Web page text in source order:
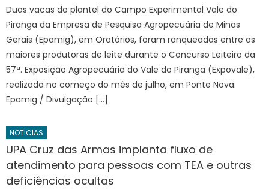
Duas vacas do plantel do Campo Experimental Vale do
Piranga da Empresa de Pesquisa Agropecuária de Minas
Gerais (Epamig), em Oratórios, foram ranqueadas entre as
maiores produtoras de leite durante o Concurso Leiteiro da
57ª. Exposição Agropecuária do Vale do Piranga (Expovale),
realizada no começo do mês de julho, em Ponte Nova.
Epamig / Divulgação […]
NOTICIAS
UPA Cruz das Armas implanta fluxo de
atendimento para pessoas com TEA e outras
deficiências ocultas